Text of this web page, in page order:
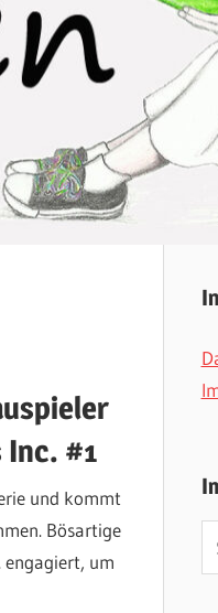
Inc. #1
und kommt
Bösartige
engagiert, um